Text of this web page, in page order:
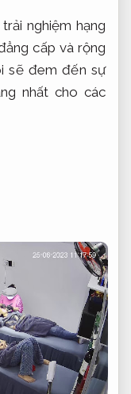
nghiệm hạng
cấp và rộng
sẽ đem đến sự
nhất cho các